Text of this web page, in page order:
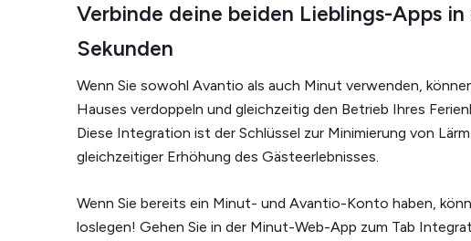
Verbinde deine beiden Lieblings-Apps
Sekunden
Wenn Sie sowohl Avantio als auch Minut verwenden,
Hauses verdoppeln und gleichzeitig den Betrieb Ihres
Diese Integration ist der Schlüssel zur Minimierung von
gleichzeitiger Erhöhung des Gästeerlebnisses.
Wenn Sie bereits ein Minut- und Avantio-Konto haben,
loslegen! Gehen Sie in der Minut-Web-App zum Tab